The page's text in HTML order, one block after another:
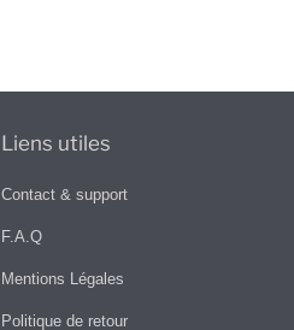
Liens utiles
Contact & support
F.A.Q
Mentions Légales
Politique de retour